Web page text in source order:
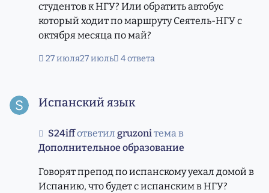
студентов к НГУ? Или обратить автобус
который ходит по маршруту Сеятель-НГУ с
октября месяца по май?
27 июля27 июль 4 ответа
Испанский язык
S24iffответилgruzoniтема в
Дополнительное образование
Говорят препод по испанскому уехал домой в
Испанию, что будет с испанским в НГУ?